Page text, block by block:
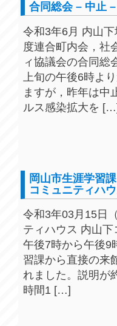
合同総会 – 中止 –
令和3年6月 内山
度連合町内会，社
ィ協議会の合同総
上旬の午後6時よ
ますが，昨年は中
ルス感染拡大を
岡山市生涯学習
コミュニティハ
令和3年03月15日
ティハウス 内山下
午後7時から午後9
習課から直接の来
れました。説明が
時間1 […]